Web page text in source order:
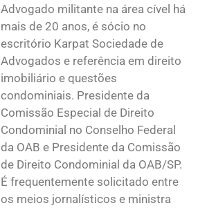
Advogado militante na área cível há
mais de 20 anos, é sócio no
escritório Karpat Sociedade de
Advogados e referência em direito
imobiliário e questões
condominiais. Presidente da
Comissão Especial de Direito
Condominial no Conselho Federal
da OAB e Presidente da Comissão
de Direito Condominial da OAB/SP.
É frequentemente solicitado entre
os meios jornalísticos e ministra